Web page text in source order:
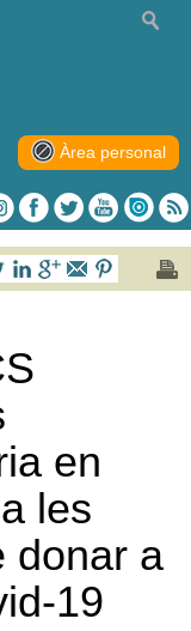
Àrea personal
en
les
donar a
19